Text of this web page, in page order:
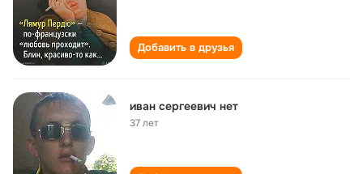
Добавить в друзья
иван сергеевич нет
37 лет